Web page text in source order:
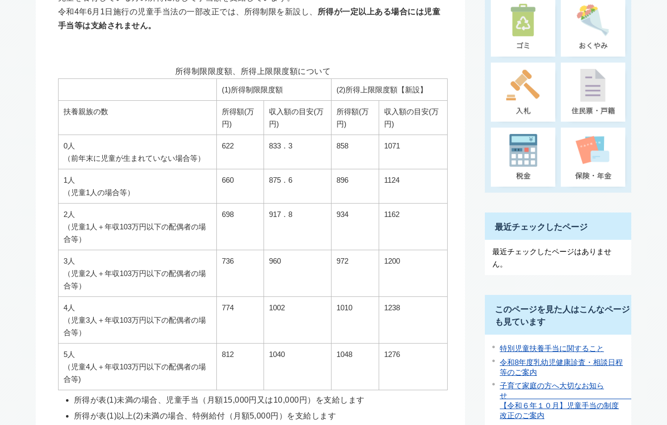
令和4年6月1日施行の児童手当法の一部改正では、所得制限を新設し、
所得が一定以上ある場合には児童
手当等は支給されません。
所得制限限度額、所得上限限度額について
(1)所得制限限度額 (2)所得上限限度額【新設】
扶養親族の数
所得額(万
円)
収入額の目安(万
円)
所得額(万
円)
収入額の目安(万
円)
0人
（前年末に児童が生まれていない場合等）
622 833．3 858 1071
1人
（児童1人の場合等）
660 875．6 896 1124
2人
（児童1人＋年収103万円以下の配偶者の場
合等）
698 917．8 934 1162
3人
（児童2人＋年収103万円以下の配偶者の場
合等）
736 960 972 1200
4人
（児童3人＋年収103万円以下の配偶者の場
合等）
774 1002 1010 1238
5人
（児童4人＋年収103万円以下の配偶者の場
合等)
812 1040 1048 1276
所得が表(1)未満の場合、児童手当（月額15,000円又は10,000円）を支給します
所得が表(1)以上(2)未満の場合、特例給付（月額5,000円）を支給します
最近チェックしたページ
最近チェックしたページはありませ
ん。
このページを見た人はこんなページ
も見ています
特別児童扶養手当に関すること
令和8年度乳幼児健康診査・相談日程
等のご案内
子育て家庭の方へ大切なお知ら
【令和６年１０月】児童手当の制度
改正のご案内